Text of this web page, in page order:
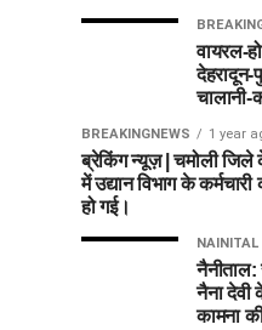
वायरल-
चालानी-
BREAKINGNEWS 1 year
ब्रेकिंग न्यूज़ | चमोली जिले
में उद्यान विभाग के
हो गई।
NAINITAL
नैनीताल:
नैना देवी
कामना